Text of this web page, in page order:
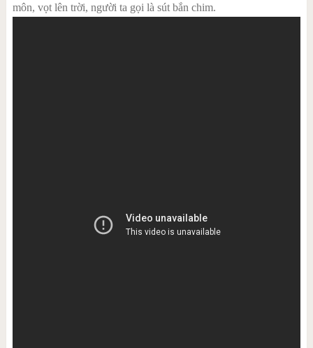
môn, vọt lên trời, người ta gọi là sút bắn chim.